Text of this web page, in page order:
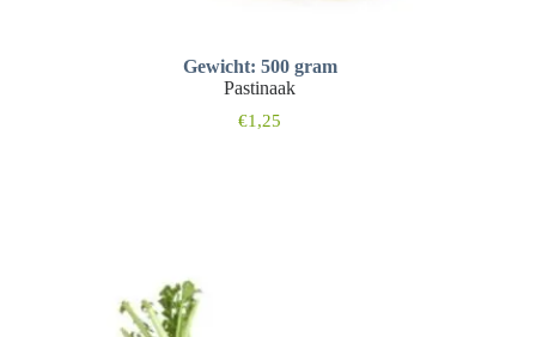
Pastinaak
€1,25
Gewicht: 500 gram